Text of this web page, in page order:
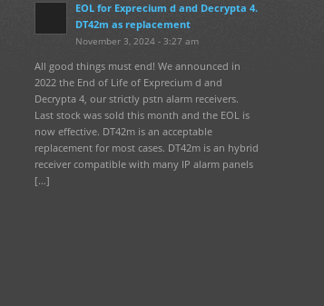
EOL for Exprecium d and Decrypta 4.
DT42m as replacement
November 3, 2024 - 3:27 am
All good things must end! We announced in
2022 the End of Life of Exprecium d and
Decrypta 4, our strictly pstn alarm receivers.
Last stock was sold this month and the EOL is
now effective. DT42m is an acceptable
replacement for most cases. DT42m is an hybrid
receiver compatible with many IP alarm panels
[…]